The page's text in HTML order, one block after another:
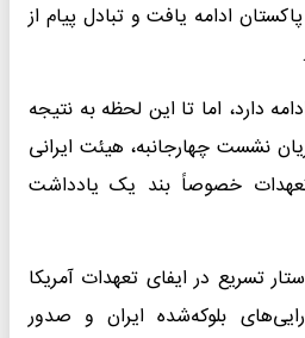
ادامه یافت و تبادل پیام از
دارد، اما تا این لحظه به نتیجه
نشست چهارجانبه، هیئت ایرانی
خصوصاً بند یک یادداشت
تسریع در ایفای تعهدات آمریکا
بلوکه‌شده ایران و صدور